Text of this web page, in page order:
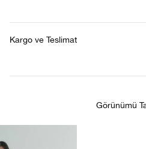
Kargo ve Teslimat
Görünümü